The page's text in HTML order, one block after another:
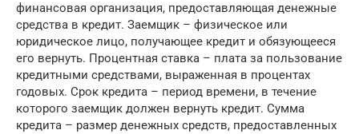
финансовая организация, предоставляющая денежные
средства в кредит. Заемщик – физическое или
юридическое лицо, получающее кредит и обязующееся
его вернуть. Процентная ставка – плата за пользование
кредитными средствами, выраженная в процентах
годовых. Срок кредита – период времени, в течение
которого заемщик должен вернуть кредит. Сумма
кредита – размер денежных средств, предоставленных